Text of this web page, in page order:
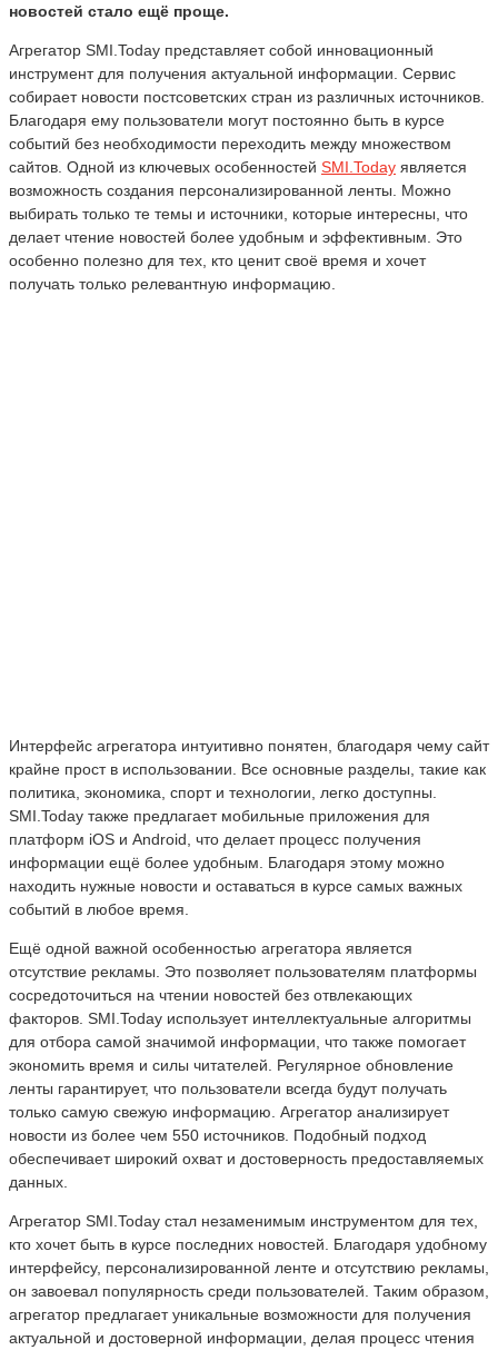
новостей стало ещё проще.
Агрегатор SMI.Today представляет собой инновационный
инструмент для получения актуальной информации. Сервис
собирает новости постсоветских стран из различных источников.
Благодаря ему пользователи могут постоянно быть в курсе
событий без необходимости переходить между множеством
сайтов. Одной из ключевых особенностей SMI.Today является
возможность создания персонализированной ленты. Можно
выбирать только те темы и источники, которые интересны, что
делает чтение новостей более удобным и эффективным. Это
особенно полезно для тех, кто ценит своё время и хочет
получать только релевантную информацию.
Интерфейс агрегатора интуитивно понятен, благодаря чему сайт
крайне прост в использовании. Все основные разделы, такие как
политика, экономика, спорт и технологии, легко доступны.
SMI.Today также предлагает мобильные приложения для
платформ iOS и Android, что делает процесс получения
информации ещё более удобным. Благодаря этому можно
находить нужные новости и оставаться в курсе самых важных
событий в любое время.
Ещё одной важной особенностью агрегатора является
отсутствие рекламы. Это позволяет пользователям платформы
сосредоточиться на чтении новостей без отвлекающих
факторов. SMI.Today использует интеллектуальные алгоритмы
для отбора самой значимой информации, что также помогает
экономить время и силы читателей. Регулярное обновление
ленты гарантирует, что пользователи всегда будут получать
только самую свежую информацию. Агрегатор анализирует
новости из более чем 550 источников. Подобный подход
обеспечивает широкий охват и достоверность предоставляемых
данных.
Агрегатор SMI.Today стал незаменимым инструментом для тех,
кто хочет быть в курсе последних новостей. Благодаря удобному
интерфейсу, персонализированной ленте и отсутствию рекламы,
он завоевал популярность среди пользователей. Таким образом,
агрегатор предлагает уникальные возможности для получения
актуальной и достоверной информации, делая процесс чтения